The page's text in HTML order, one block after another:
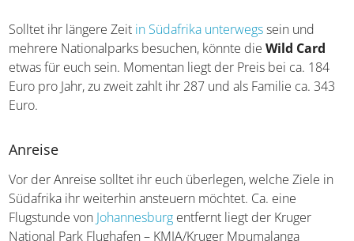
oder nicht, ihr müsst jeden Tag gleich viel bezahlen. Diese
sogenannte Daily Conversation Fee könnt ihr bei der
Buchung der Unterkunft oder am Gate beim Einlass
bezahlen.
mehrere Nationalparks besuchen, könnte die
Euro pro Jahr, zu zweit zahlt ihr 287 und als Familie ca.
343 Euro.